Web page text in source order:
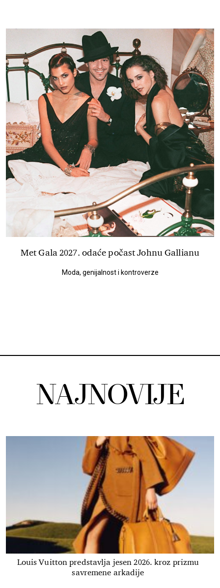
Met Gala 2027. odaće počast Johnu Gallianu
Moda, genijalnost i kontroverze
NAJNOVIJE
Louis Vuitton predstavlja jesen 2026. kroz prizmu
savremene arkadije